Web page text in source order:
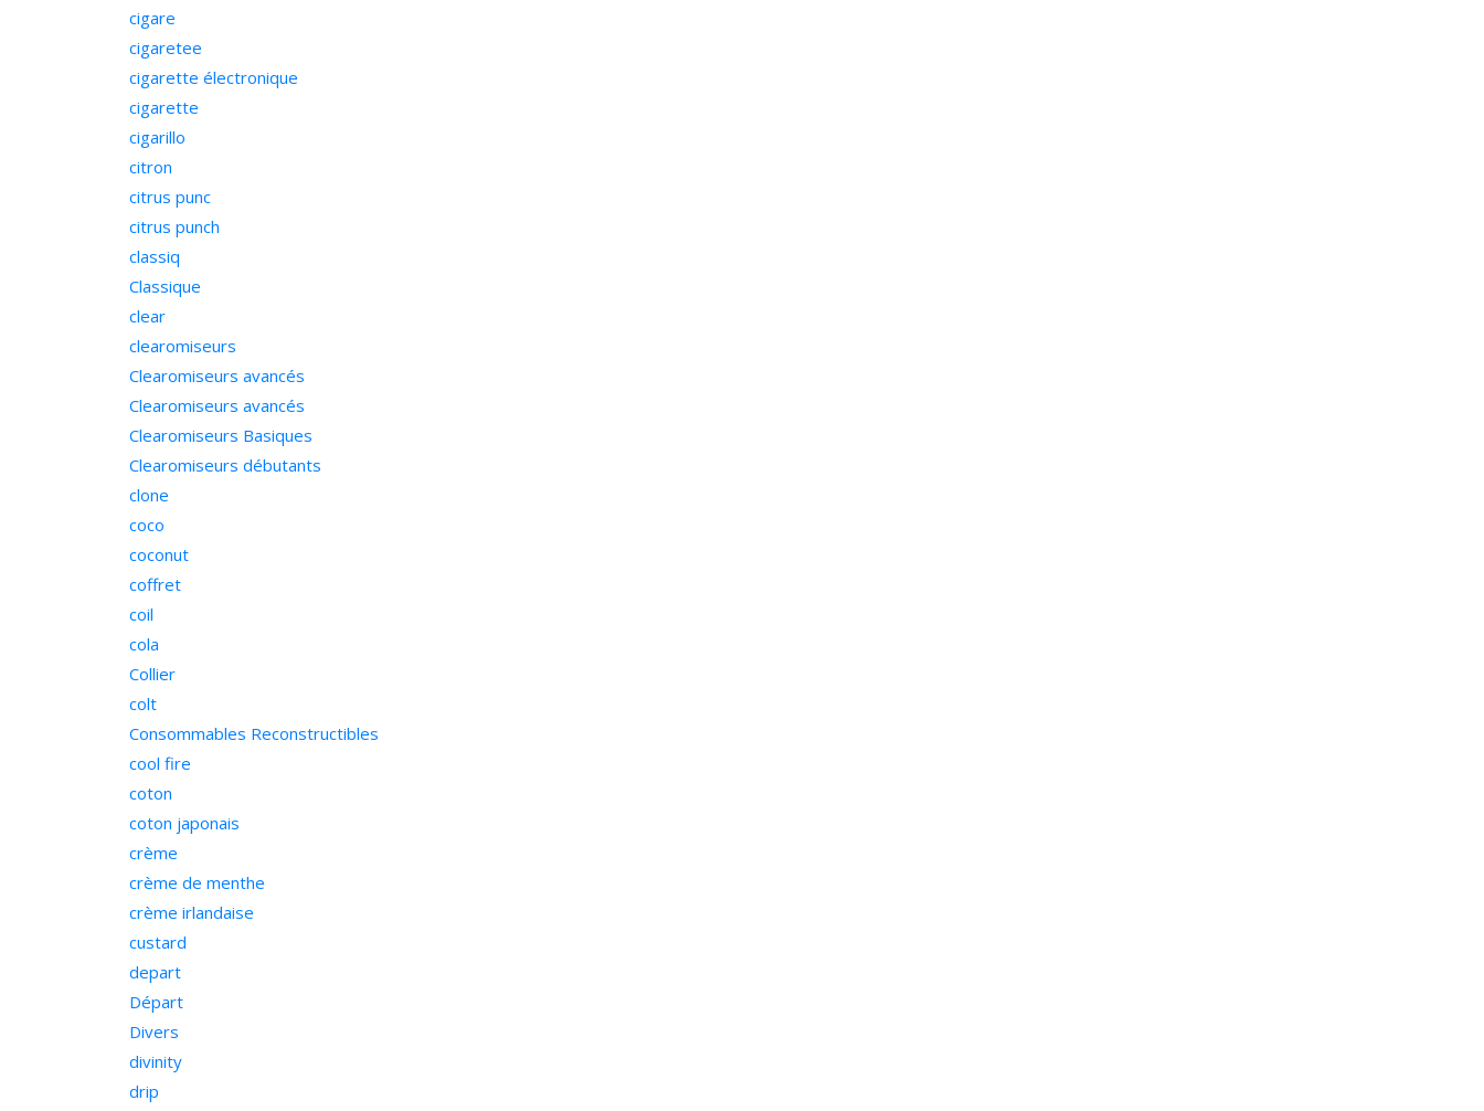
cigare
cigaretee
cigarette électronique
cigarette
cigarillo
citron
citrus punc
citrus punch
classiq
Classique
clear
clearomiseurs
Clearomiseurs avancés
Clearomiseurs avancés
Clearomiseurs Basiques
Clearomiseurs débutants
clone
coco
coconut
coffret
coil
cola
Collier
colt
Consommables Reconstructibles
cool fire
coton
coton japonais
crème
crème de menthe
crème irlandaise
custard
depart
Départ
Divers
divinity
drip